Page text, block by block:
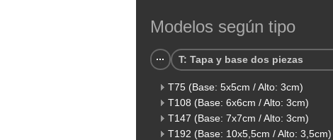
Modelos según tipo
T: Tapa y base dos piezas
T75 (Base: 5x5cm / Alto: 3cm)
T108 (Base: 6x6cm / Alto: 3cm)
T147 (Base: 7x7cm / Alto: 3cm)
T192 (Base: 10x5,5cm / Alto: 3,5cm)